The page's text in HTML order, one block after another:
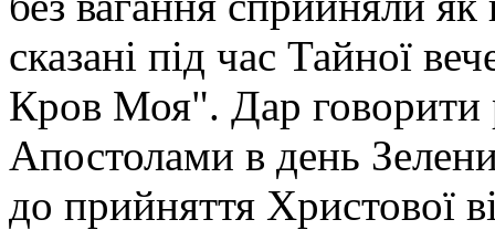
сказані під час Тайної
Кров Моя". Дар говорити
Апостолами в день
до прийняття Христової